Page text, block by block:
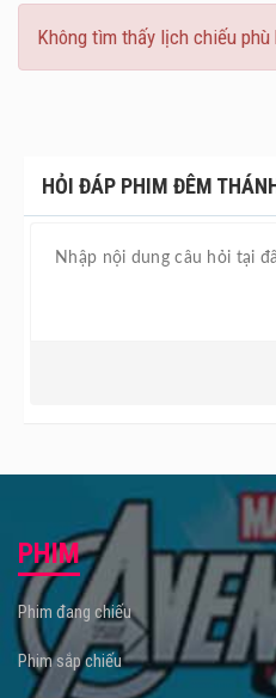
Không tìm thấy lịch chiếu phù
HỎI ĐÁP PHIM ĐÊM
PHIM
Phim đang chiếu
Phim sắp chiếu